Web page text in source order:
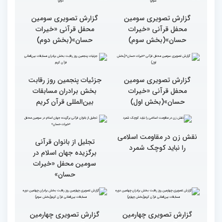
گزارش تصویری حواشی روز
پنجم چهلمین دوره مسابقات
بین المللی قرآن کریم
۶۰ درصد مقام‌های مسابقات
قرآنی جهان متعلق به قاریان
ایران است
محفل قرآنی «خیرات
حسان»(بخش سوم)
گزارش تصویری سومین
محفل قرآنی «خیرات
حسان»(بخش دوم)